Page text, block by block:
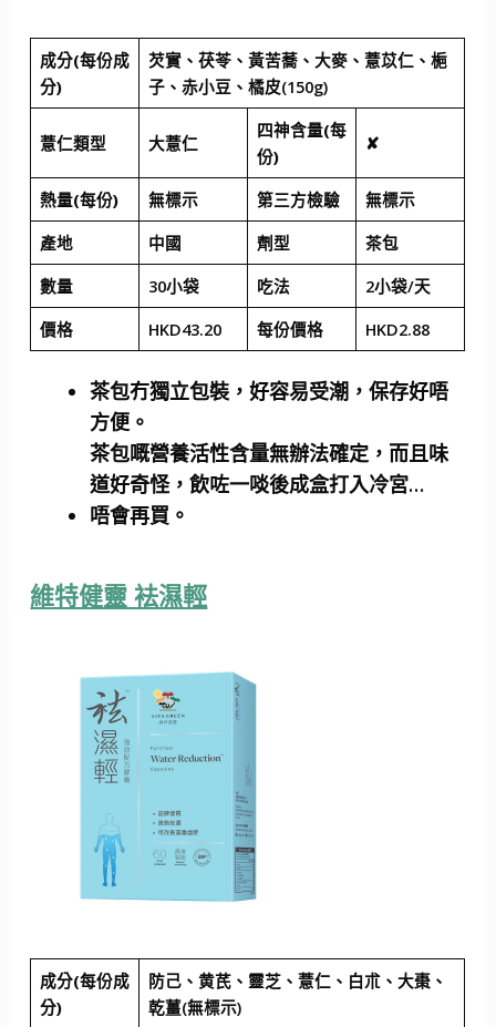
成分(每份成
分)
芡實、茯苓、黃苦蕎、大麥、薏苡仁、梔
子、赤小豆、橘皮(150g)
薏仁類型 大薏仁
四神含量(每
份)
✘
熱量(每份) 無標示 第三方檢驗
無標示
產地
中國 劑型
茶包
數量
30小袋 吃法
2小袋/天
價格
HKD43.20 每份價格 HKD2.88
茶包冇獨立包裝，好容易受潮，保存好唔
方便。
茶包嘅營養活性含量無辦法確定，而且味
道好奇怪，飲咗一啖後成盒打入冷宮…
唔會再買。
維特健靈 袪濕輕
成分(每份成
分)
防己、黄芪、靈芝、薏仁、白朮、大棗、
乾薑(無標示)